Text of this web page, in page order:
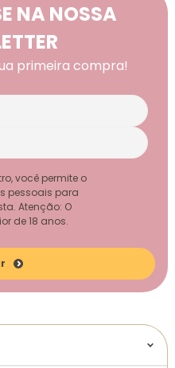
NA NOSSA
primeira compra!
você permite o
pessoais para
Atenção: O
de 18 anos.